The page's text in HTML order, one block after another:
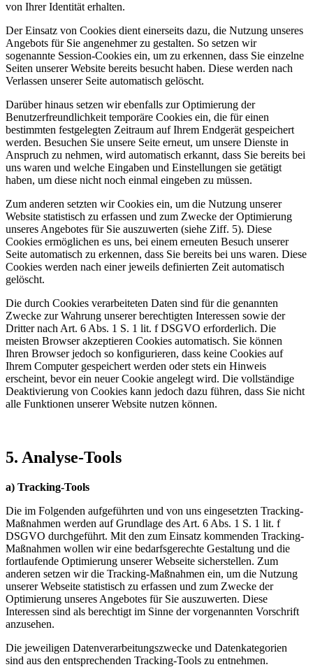
von Ihrer Identität erhalten.
Der Einsatz von Cookies dient einerseits dazu, die Nutzung unseres
Angebots für Sie angenehmer zu gestalten. So setzen wir
sogenannte Session-Cookies ein, um zu erkennen, dass Sie einzelne
Seiten unserer Website bereits besucht haben. Diese werden nach
Verlassen unserer Seite automatisch gelöscht.
Darüber hinaus setzen wir ebenfalls zur Optimierung der
Benutzerfreundlichkeit temporäre Cookies ein, die für einen
bestimmten festgelegten Zeitraum auf Ihrem Endgerät gespeichert
werden. Besuchen Sie unsere Seite erneut, um unsere Dienste in
Anspruch zu nehmen, wird automatisch erkannt, dass Sie bereits bei
uns waren und welche Eingaben und Einstellungen sie getätigt
haben, um diese nicht noch einmal eingeben zu müssen.
Zum anderen setzten wir Cookies ein, um die Nutzung unserer
Website statistisch zu erfassen und zum Zwecke der Optimierung
unseres Angebotes für Sie auszuwerten (siehe Ziff. 5). Diese
Cookies ermöglichen es uns, bei einem erneuten Besuch unserer
Seite automatisch zu erkennen, dass Sie bereits bei uns waren. Diese
Cookies werden nach einer jeweils definierten Zeit automatisch
gelöscht.
Die durch Cookies verarbeiteten Daten sind für die genannten
Zwecke zur Wahrung unserer berechtigten Interessen sowie der
Dritter nach Art. 6 Abs. 1 S. 1 lit. f DSGVO erforderlich. Die
meisten Browser akzeptieren Cookies automatisch. Sie können
Ihren Browser jedoch so konfigurieren, dass keine Cookies auf
Ihrem Computer gespeichert werden oder stets ein Hinweis
erscheint, bevor ein neuer Cookie angelegt wird. Die vollständige
Deaktivierung von Cookies kann jedoch dazu führen, dass Sie nicht
alle Funktionen unserer Website nutzen können.
5. Analyse-Tools
a) Tracking-Tools
Die im Folgenden aufgeführten und von uns eingesetzten Tracking-
Maßnahmen werden auf Grundlage des Art. 6 Abs. 1 S. 1 lit. f
DSGVO durchgeführt. Mit den zum Einsatz kommenden Tracking-
Maßnahmen wollen wir eine bedarfsgerechte Gestaltung und die
fortlaufende Optimierung unserer Webseite sicherstellen. Zum
anderen setzen wir die Tracking-Maßnahmen ein, um die Nutzung
unserer Webseite statistisch zu erfassen und zum Zwecke der
Optimierung unseres Angebotes für Sie auszuwerten. Diese
Interessen sind als berechtigt im Sinne der vorgenannten Vorschrift
anzusehen.
Die jeweiligen Datenverarbeitungszwecke und Datenkategorien
sind aus den entsprechenden Tracking-Tools zu entnehmen.